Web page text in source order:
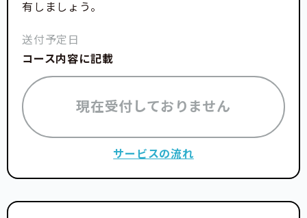
有しましょう。
送付予定日
コース内容に記載
現在受付しておりません
サービスの流れ